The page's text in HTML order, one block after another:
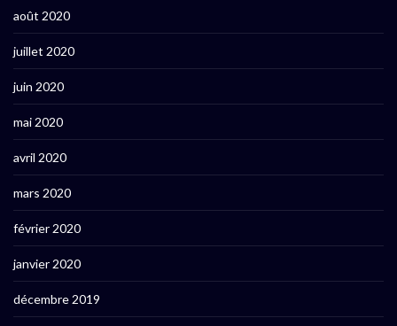
août 2020
juillet 2020
juin 2020
mai 2020
avril 2020
mars 2020
février 2020
janvier 2020
décembre 2019